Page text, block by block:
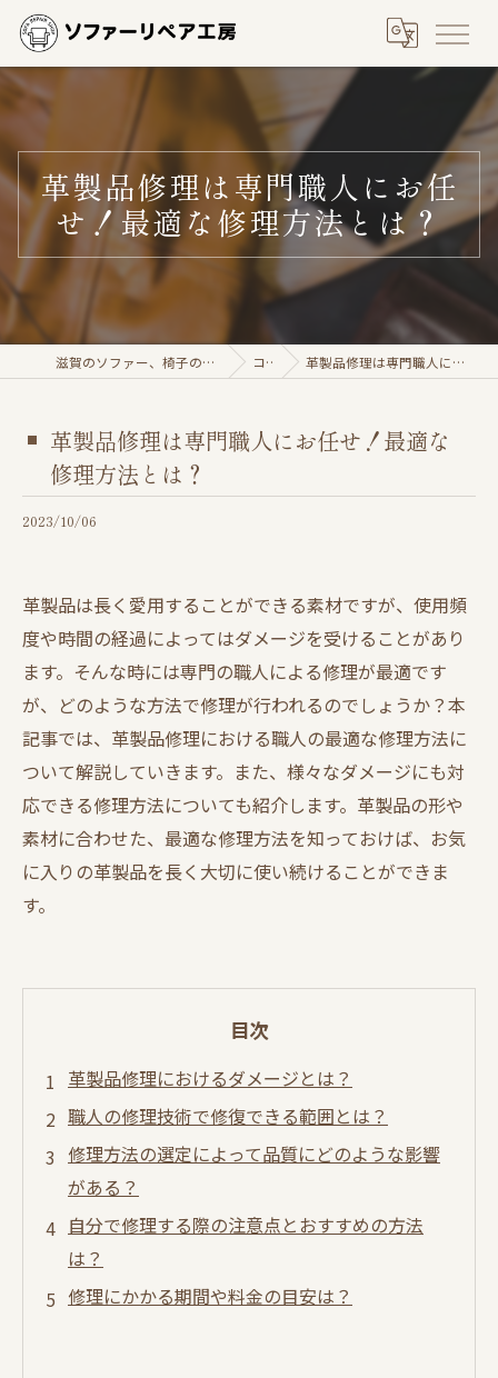
革製品修理は専門職人にお任
せ！最適な修理方法とは？
滋賀のソファー、椅子の修理ならソファーリペア工房 コラム 革製品修理は専門職人にお任せ！最適な修理方法とは？
革製品修理は専門職人にお任せ！最適な
修理方法とは？
2023/10/06
革製品は長く愛用することができる素材ですが、使用頻
度や時間の経過によってはダメージを受けることがあり
ます。そんな時には専門の職人による修理が最適です
が、どのような方法で修理が行われるのでしょうか？本
記事では、革製品修理における職人の最適な修理方法に
ついて解説していきます。また、様々なダメージにも対
応できる修理方法についても紹介します。革製品の形や
素材に合わせた、最適な修理方法を知っておけば、お気
に入りの革製品を長く大切に使い続けることができま
す。
目次
革製品修理におけるダメージとは？
職人の修理技術で修復できる範囲とは？
修理方法の選定によって品質にどのような影響
がある？
自分で修理する際の注意点とおすすめの方法
は？
修理にかかる期間や料金の目安は？